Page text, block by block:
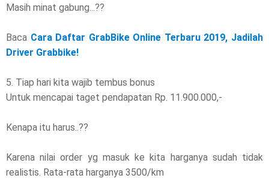
Masih minat gabung...??
Baca Cara Daftar GrabBike Online Terbaru 2019, Jadilah
Driver Grabbike!
5. Tiap hari kita wajib tembus bonus
Untuk mencapai taget pendapatan Rp. 11.900.000,-
Kenapa itu harus..??
Karena nilai order yg masuk ke kita harganya sudah tidak
realistis. Rata-rata harganya 3500/km